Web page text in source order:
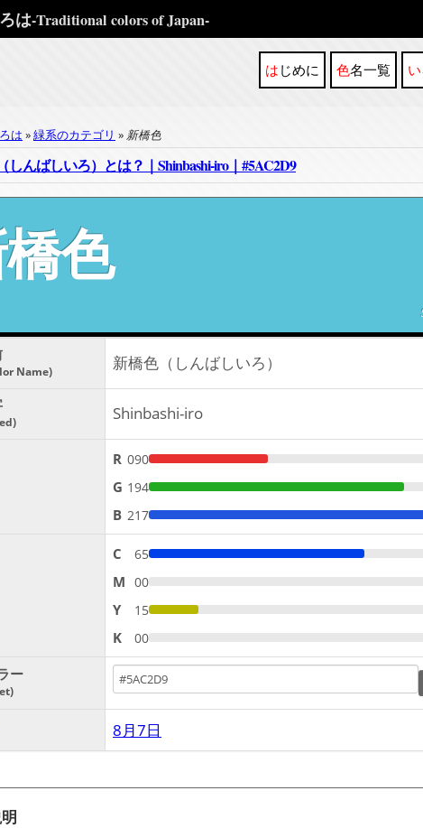
は-Traditional colors of Japan-
はじめに 色名一覧
は 緑系のカテゴリ 新橋色
しんばしいろ）とは？｜Shinbashi-iro｜#5AC2D9
色
Name 新橋色（しんばしいろ）
Shinbashi-iro
R 090
G 194
B 217
C 65
M 00
Y 15
K 00
ー
8月7日